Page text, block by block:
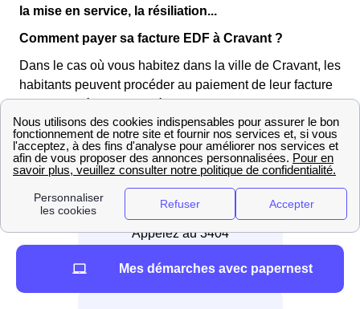
la mise en service, la résiliation...
Comment payer sa facture EDF à Cravant ?
Dans le cas où vous habitez dans la ville de Cravant, les
habitants peuvent procéder au paiement de leur facture
EDF de différentes manières :
📞 Par téléphone
Appelez au 3404
Mes démarches avec papernest